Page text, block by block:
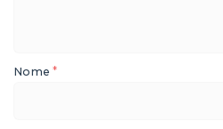
Nome*